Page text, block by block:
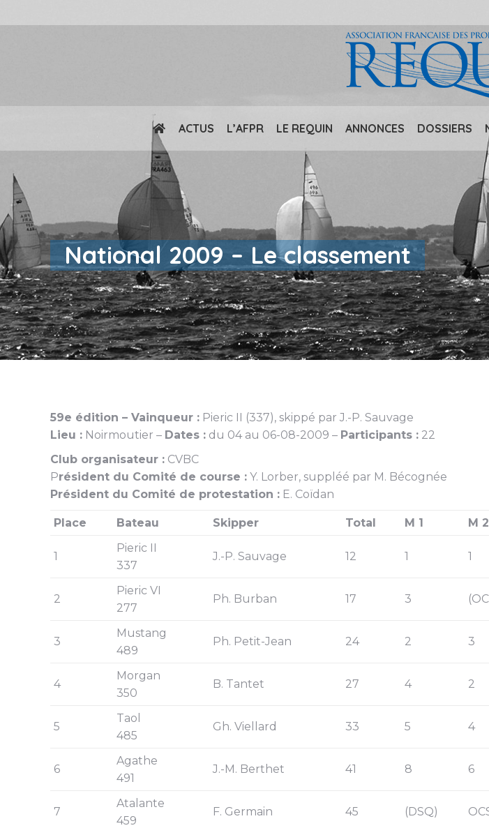
ACTUS L’AFPR LE REQUIN ANNONCES DOSSIERS
National 2009 – Le classement
59e édition – Vainqueur : Pieric II (337), skippé par J.-P. Sauvage
Lieu : Noirmoutier – Dates : du 04 au 06-08-2009 – Participants : 22
Club organisateur : CVBC
Président du Comité de course : Y. Lorber, suppléé par M. Bécognée
Président du Comité de protestation : E. Coïdan
Place Bateau Skipper Total M 1 M 2
1
Pieric II
337
J.-P. Sauvage 12 1 1
2
Pieric VI
277
Ph. Burban 17 3
3
Mustang
489
Ph. Petit-Jean 24 2 3
4
Morgan
350
B. Tantet 27 4 2
5
Taol
485
Gh. Viellard 33 5 4
6
Agathe
491
J.-M. Berthet 41 8 6
7
Atalante
459
F. Germain 45 (DSQ)